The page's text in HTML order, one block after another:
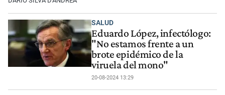
SALUD
Eduardo López, infectólogo:
"No estamos frente a un
brote epidémico de la
viruela del mono"
20-08-2024 13:29